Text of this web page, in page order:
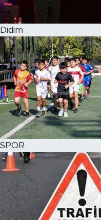
Didim
SPOR